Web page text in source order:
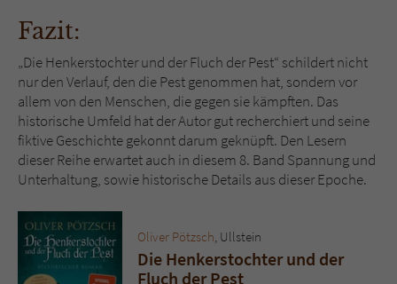
Fazit:
„Die Henkerstochter und der Fluch der Pest“ schildert nicht
nur den Verlauf, den die Pest genommen hat, sondern vor
allem von den Menschen, die gegen sie kämpften. Das
historische Umfeld hat der Autor gut recherchiert und seine
fiktive Geschichte gekonnt darum geknüpft. Den Lesern
dieser Reihe erwartet auch in diesem 8. Band Spannung und
Unterhaltung, sowie historische Details aus dieser Epoche.
Oliver Pötzsch, Ullstein
Die Henkerstochter und der
Fluch der Pest